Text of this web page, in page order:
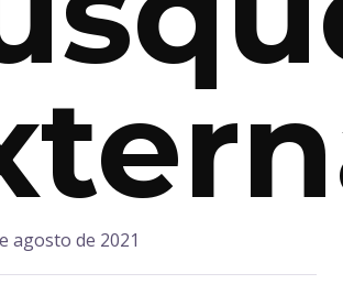
agosto de 2021